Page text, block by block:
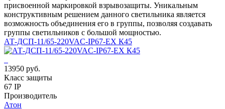
присвоенной маркировкой взрывозащиты. Уникальным
конструктивным решением данного светильника является
возможность объединения его в группы, позволяя создавать
группы светильников с большой мощностью.
АТ-ДСП-11/65-220VAC-IP67-EX К45
13950 руб.
Класс защиты
67 IP
Производитель
Атон